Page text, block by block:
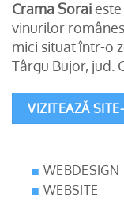
Crama Sorai
vinurilor
mici situat într-o
Târgu Bujor, jud.
VIZITEAZĂ
WEBDESIGN
WEBSITE